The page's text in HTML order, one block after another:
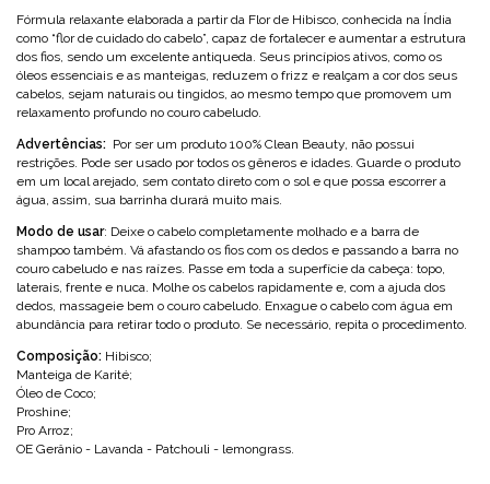
Fórmula relaxante elaborada a partir da Flor de Hibisco, conhecida na Índia
como “flor de cuidado do cabelo”, capaz de fortalecer e aumentar a estrutura
dos fios, sendo um excelente antiqueda. Seus princípios ativos, como os
óleos essenciais e as manteigas, reduzem o frizz e realçam a cor dos seus
cabelos, sejam naturais ou tingidos, ao mesmo tempo que promovem um
relaxamento profundo no couro cabeludo.
Advertências: Por ser um produto 100% Clean Beauty, não possui
restrições. Pode ser usado por todos os gêneros e idades. Guarde o produto
em um local arejado, sem contato direto com o sol e que possa escorrer a
água, assim, sua barrinha durará muito mais.
Modo de usar: Deixe o cabelo completamente molhado e a barra de
shampoo também. Vá afastando os fios com os dedos e passando a barra no
couro cabeludo e nas raízes. Passe em toda a superfície da cabeça: topo,
laterais, frente e nuca. Molhe os cabelos rapidamente e, com a ajuda dos
dedos, massageie bem o couro cabeludo. Enxague o cabelo com água em
abundância para retirar todo o produto. Se necessário, repita o procedimento.
Composição: Hibisco;
Manteiga de Karité;
Óleo de Coco;
Proshine;
Pro Arroz;
OE Gerânio - Lavanda - Patchouli - lemongrass.